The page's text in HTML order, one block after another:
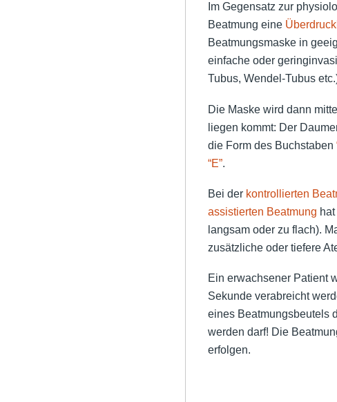
Im Gegensatz zur
Beatmung eine
Beatmungsmaske in
einfache oder
Tubus, Wendel-Tubus
Die Maske wird dann
liegen kommt: Der
die Form des Buchstaben
“E”.
Bei der kontrollierten
assistierten Beatmung
langsam oder zu flach).
zusätzliche oder tiefere
Ein erwachsener Patient
Sekunde verabreicht
eines Beatmungsbeutels
werden darf! Die
erfolgen.